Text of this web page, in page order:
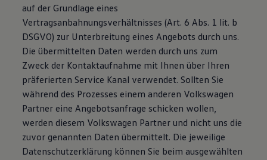
auf der Grundlage eines
Vertragsanbahnungsverhältnisses (Art. 6 Abs. 1 lit. b
DSGVO) zur Unterbreitung eines Angebots durch uns.
Die übermittelten Daten werden durch uns zum
Zweck der Kontaktaufnahme mit Ihnen über Ihren
präferierten Service Kanal verwendet. Sollten Sie
während des Prozesses einem anderen Volkswagen
Partner eine Angebotsanfrage schicken wollen,
werden diesem Volkswagen Partner und nicht uns die
zuvor genannten Daten übermittelt. Die jeweilige
Datenschutzerklärung können Sie beim ausgewählten